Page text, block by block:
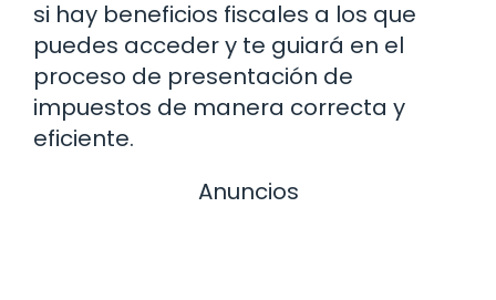
si hay beneficios fiscales a los que
puedes acceder y te guiará en el
proceso de presentación de
impuestos de manera correcta y
eficiente.
Anuncios